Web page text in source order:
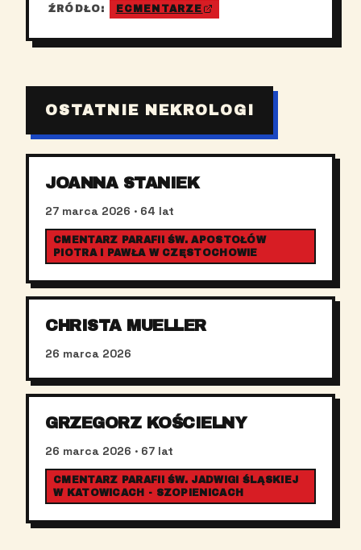
ŹRÓDŁO: ECMENTARZE
OSTATNIE NEKROLOGI
JOANNA STANIEK
27 marca 2026 · 64 lat
CMENTARZ PARAFII ŚW. APOSTOŁÓW
PIOTRA I PAWŁA W CZĘSTOCHOWIE
CHRISTA MUELLER
26 marca 2026
GRZEGORZ KOŚCIELNY
26 marca 2026 · 67 lat
CMENTARZ PARAFII ŚW. JADWIGI ŚLĄSKIEJ
W KATOWICACH - SZOPIENICACH